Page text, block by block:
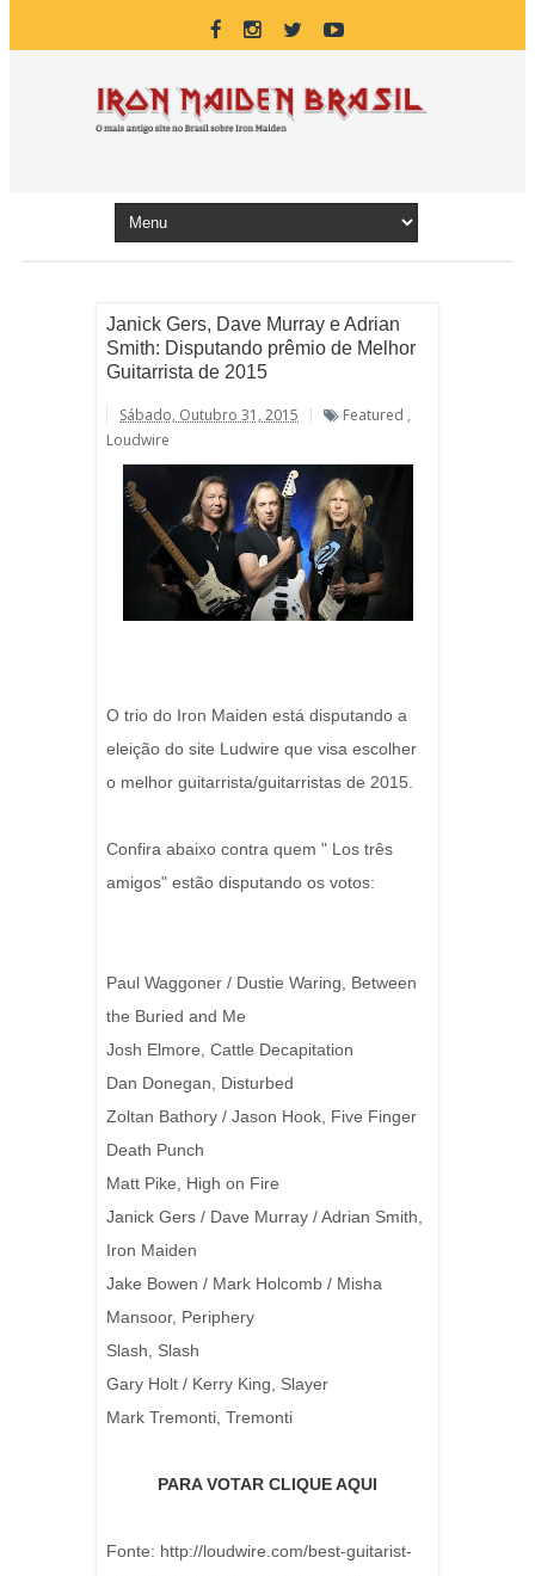
Janick Gers, Dave Murray e Adrian
Smith: Disputando prêmio de Melhor
Guitarrista de 2015
Sábado, Outubro 31, 2015 Featured ,
Loudwire
O trio do Iron Maiden está disputando a
eleição do site Ludwire que visa escolher
o melhor guitarrista/guitarristas de 2015.
Confira abaixo contra quem " Los três
amigos" estão disputando os votos:
Paul Waggoner / Dustie Waring, Between
the Buried and Me
Josh Elmore, Cattle Decapitation
Dan Donegan, Disturbed
Zoltan Bathory / Jason Hook, Five Finger
Death Punch
Matt Pike, High on Fire
Janick Gers / Dave Murray / Adrian Smith,
Iron Maiden
Jake Bowen / Mark Holcomb / Misha
Mansoor, Periphery
Slash, Slash
Gary Holt / Kerry King, Slayer
Mark Tremonti, Tremonti
PARA VOTAR CLIQUE AQUI
Fonte: http://loudwire.com/best-guitarist-